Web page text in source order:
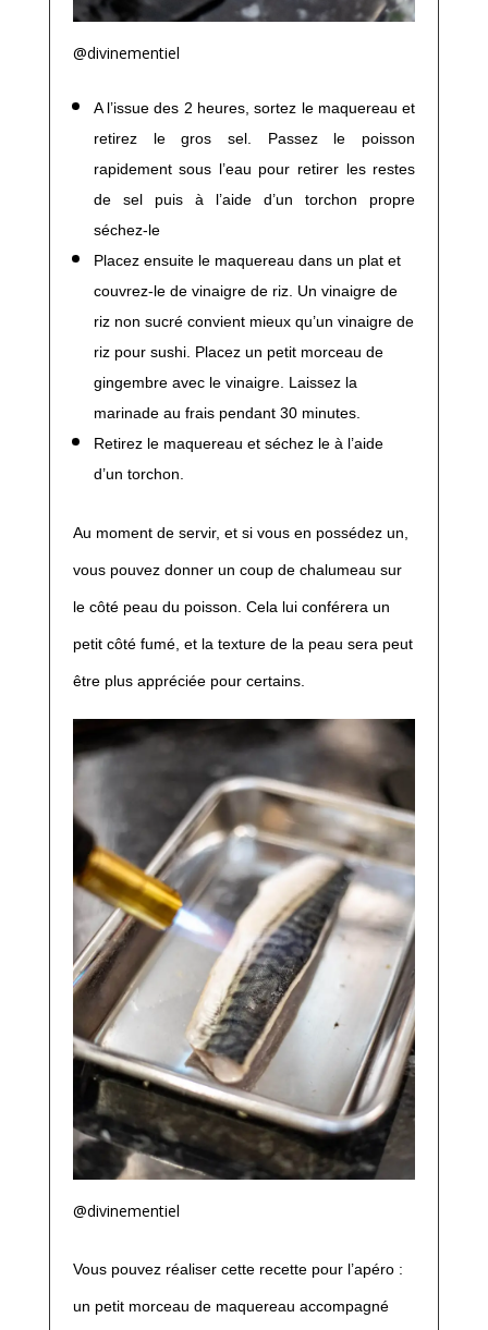
@divinementiel
A l’issue des 2 heures, sortez le maquereau et
retirez le gros sel. Passez le poisson
rapidement sous l’eau pour retirer les restes
de sel puis à l’aide d’un torchon propre
séchez-le
Placez ensuite le maquereau dans un plat et
couvrez-le de vinaigre de riz. Un vinaigre de
riz non sucré convient mieux qu’un vinaigre de
riz pour sushi. Placez un petit morceau de
gingembre avec le vinaigre. Laissez la
marinade au frais pendant 30 minutes.
Retirez le maquereau et séchez le à l’aide
d’un torchon.
Au moment de servir, et si vous en possédez un,
vous pouvez donner un coup de chalumeau sur
le côté peau du poisson. Cela lui conférera un
petit côté fumé, et la texture de la peau sera peut
être plus appréciée pour certains.
@divinementiel
Vous pouvez réaliser cette recette pour l’apéro :
un petit morceau de maquereau accompagné